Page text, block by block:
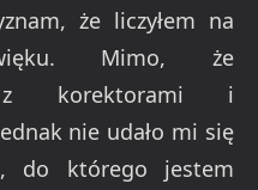
że liczyłem na
Mimo, że
z korektorami i
nie udało mi się
do którego jestem